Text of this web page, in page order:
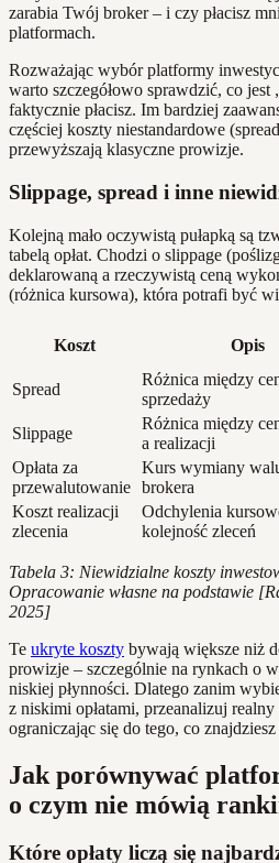
zarabia Twój broker – i czy płacisz
platformach.
Rozważając wybór platformy
warto szczegółowo sprawdzić, co jest
faktycznie płacisz. Im bardziej
częściej koszty niestandardowe
przewyższają klasyczne prowizje.
Slippage, spread i inne
Kolejną mało oczywistą pułapką są
tabelą opłat. Chodzi o slippage
deklarowaną a rzeczywistą ceną
(różnica kursowa), która potrafi być
Koszt Opis
Spread
Różnica między
sprzedaży
Slippage
Różnica między
a realizacji
Opłata za
przewalutowanie
Kurs wymiany
brokera
Koszt realizacji
zlecenia
Odchylenia
kolejność zleceń
Tabela 3: Niewidzialne koszty
Opracowanie własne na podstawie
2025]
Te ukryte koszty bywają większe niż
prowizje – szczególnie na rynkach o
niskiej płynności. Dlatego zanim
z niskimi opłatami, przeanalizuj
ograniczając się do tego, co
Jak porównywać
o czym nie mówią
Które opłaty liczą się